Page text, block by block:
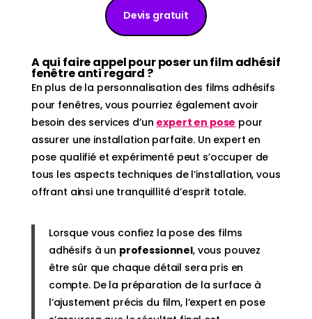
Devis gratuit
A qui faire appel pour poser un film adhésif
fenêtre anti regard ?
En plus de la personnalisation des films adhésifs
pour fenêtres, vous pourriez également avoir
besoin des services d’un expert en pose pour
assurer une installation parfaite. Un expert en
pose qualifié et expérimenté peut s’occuper de
tous les aspects techniques de l’installation, vous
offrant ainsi une tranquillité d’esprit totale.
Lorsque vous confiez la pose des films
adhésifs à un professionnel, vous pouvez
être sûr que chaque détail sera pris en
compte. De la préparation de la surface à
l’ajustement précis du film, l’expert en pose